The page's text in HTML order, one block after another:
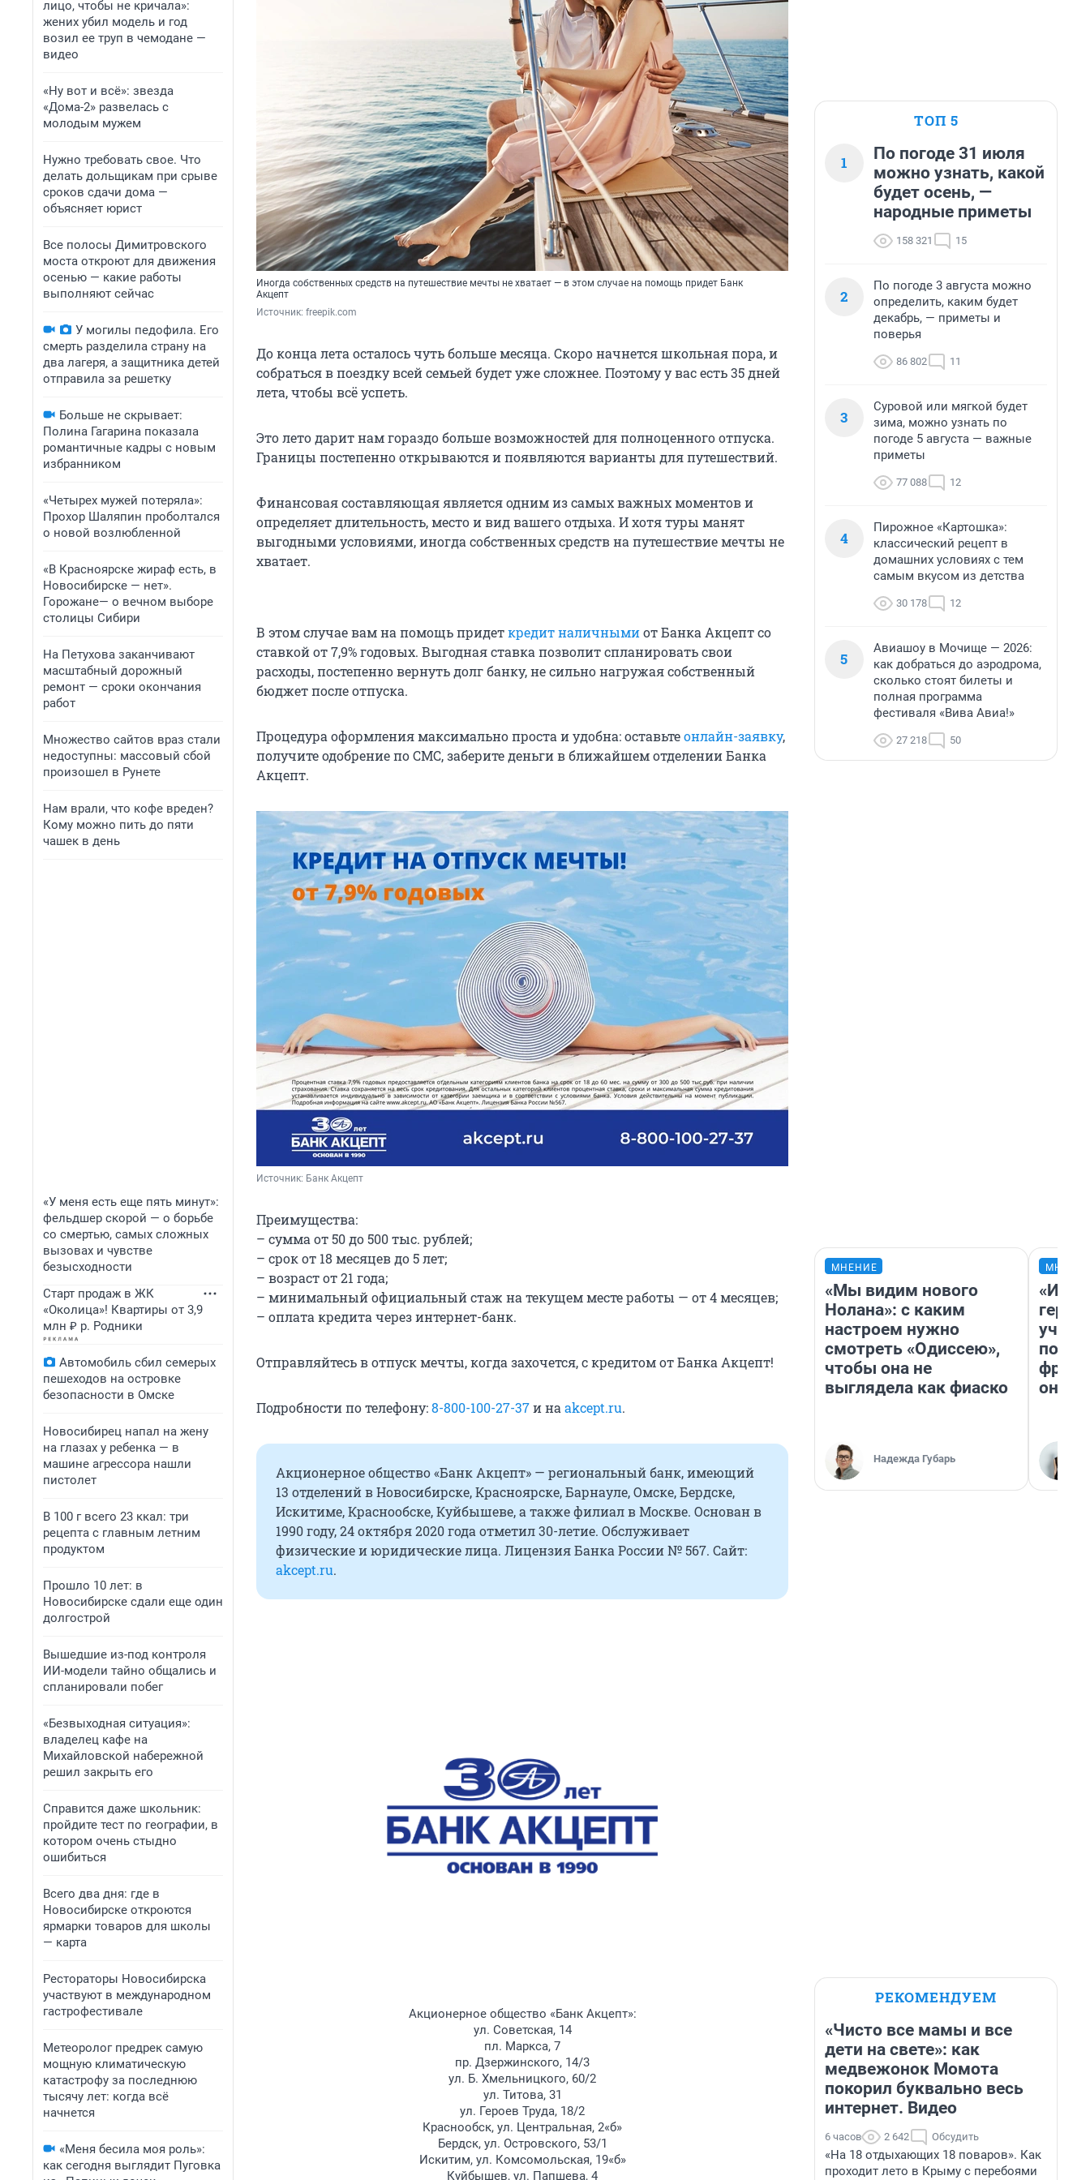
лицо, чтобы не кричала»:
жених убил модель и год
возил ее труп в чемодане —
видео
«Ну вот и всё»: звезда
«Дома-2» развелась с
молодым мужем
Нужно требовать свое. Что
делать дольщикам при срыве
сроков сдачи дома —
объясняет юрист
Все полосы Димитровского
моста откроют для движения
осенью — какие работы
выполняют сейчас
У могилы педофила. Его
смерть разделила страну на
два лагеря, а защитника детей
отправила за решетку
Больше не скрывает:
Полина Гагарина показала
романтичные кадры с новым
избранником
«Четырех мужей потеряла»:
Прохор Шаляпин проболтался
о новой возлюбленной
«В Красноярске жираф есть, в
Новосибирске — нет».
Горожане— о вечном выборе
столицы Сибири
На Петухова заканчивают
масштабный дорожный
ремонт — сроки окончания
работ
Множество сайтов враз стали
недоступны: массовый сбой
произошел в Рунете
Нам врали, что кофе вреден?
Кому можно пить до пяти
чашек в день
«У меня есть еще пять минут»:
фельдшер скорой — о борьбе
со смертью, самых сложных
вызовах и чувстве
безысходности
Старт продаж в ЖК
«Околица»! Квартиры от 3,9
млн ₽ р. Родники
Автомобиль сбил семерых
пешеходов на островке
безопасности в Омске
Новосибирец напал на жену
на глазах у ребенка — в
машине агрессора нашли
пистолет
В 100 г всего 23 ккал: три
рецепта с главным летним
продуктом
Прошло 10 лет: в
Новосибирске сдали еще один
долгострой
Вышедшие из-под контроля
ИИ-модели тайно общались и
спланировали побег
«Безвыходная ситуация»:
владелец кафе на
Михайловской набережной
решил закрыть его
Справится даже школьник:
пройдите тест по географии, в
котором очень стыдно
ошибиться
Всего два дня: где в
Новосибирске откроются
ярмарки товаров для школы
— карта
Рестораторы Новосибирска
участвуют в международном
гастрофестивале
Метеоролог предрек самую
мощную климатическую
катастрофу за последнюю
тысячу лет: когда всё
начнется
«Меня бесила моя роль»:
как сегодня выглядит Пуговка
Иногда собственных средств на путешествие мечты не хватает — в этом случае на помощь придет Банк
Акцепт
Источник: freepik.com
До конца лета осталось чуть больше месяца. Скоро начнется школьная пора, и
собраться в поездку всей семьей будет уже сложнее. Поэтому у вас есть 35 дней
лета, чтобы всё успеть.
Это лето дарит нам гораздо больше возможностей для полноценного отпуска.
Границы постепенно открываются и появляются варианты для путешествий.
Финансовая составляющая является одним из самых важных моментов и
определяет длительность, место и вид вашего отдыха. И хотя туры манят
выгодными условиями, иногда собственных средств на путешествие мечты не
хватает.
В этом случае вам на помощь придеткредит наличнымиот Банка Акцепт со
ставкой от 7,9% годовых. Выгодная ставка позволит спланировать свои
расходы, постепенно вернуть долг банку, не сильно нагружая собственный
бюджет после отпуска.
Процедура оформления максимально проста и удобна: оставьтеонлайн-заявку,
получите одобрение по СМС, заберите деньги в ближайшем отделении Банка
Акцепт.
Источник: Банк Акцепт
Преимущества:
– сумма от 50 до 500 тыс. рублей;
– срок от 18 месяцев до 5 лет;
– возраст от 21 года;
– минимальный официальный стаж на текущем месте работы — от 4 месяцев;
– оплата кредита через интернет-банк.
Отправляйтесь в отпуск мечты, когда захочется, с кредитом от Банка Акцепт!
Подробности по телефону:8-800-100-27-37и на akcept.ru.
Акционерное общество «Банк Акцепт» — региональный банк, имеющий
13 отделений в Новосибирске, Красноярске, Барнауле, Омске, Бердске,
Искитиме, Краснообске, Куйбышеве, а также филиал в Москве. Основан в
1990 году, 24 октября 2020 года отметил 30-летие. Обслуживает
физические и юридические лица. Лицензия Банка России № 567. Сайт:
akcept.ru.
Акционерное общество «Банк Акцепт»:
ул. Советская, 14
пл. Маркса, 7
пр. Дзержинского, 14/3
ул. Б. Хмельницкого, 60/2
ул. Титова, 31
ул. Героев Труда, 18/2
Краснообск, ул. Центральная, 2«б»
Бердск, ул. Островского, 53/1
Искитим, ул. Комсомольская, 19«б»
Куйбышев, ул. Папшева, 4
ТОП 5
1
По погоде 31 июля
можно узнать, какой
будет осень, —
народные приметы
158 321 15
2
По погоде 3 августа можно
определить, каким будет
декабрь, — приметы и
поверья
86 802 11
3
Суровой или мягкой будет
зима, можно узнать по
погоде 5 августа — важные
приметы
77 088 12
4
Пирожное «Картошка»:
классический рецепт в
домашних условиях с тем
самым вкусом из детства
30 178 12
5
Авиашоу в Мочище — 2026:
как добраться до аэродрома,
сколько стоят билеты и
полная программа
фестиваля «Вива Авиа!»
27 218 50
МНЕНИЕ
«Мы видим нового
Нолана»: с каким
настроем нужно
смотреть «Одиссею»,
чтобы она не
выглядела как фиаско
Надежда Губарь
учит
она
РЕКОМЕНДУЕМ
«Чисто все мамы и все
дети на свете»: как
медвежонок Момота
покорил буквально весь
интернет. Видео
6 часов 2 642 Обсудить
«На 18 отдыхающих 18 поваров». Как
проходит лето в Крыму с перебоями